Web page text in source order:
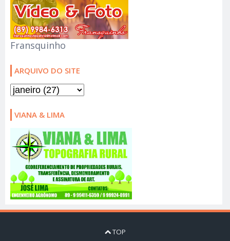
Fransquinho
ARQUIVO DO SITE
VIANA & LIMA
TOP